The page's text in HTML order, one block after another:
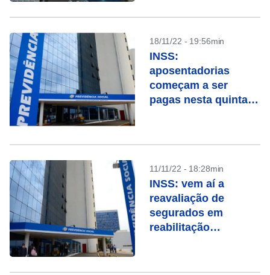
18/11/22 - 19:56min
INSS:
aposentadorias
começam a ser
pagas nesta quinta
11/11/22 - 18:28min
INSS: vem aí a
reavaliação de
segurados em
reabilitação